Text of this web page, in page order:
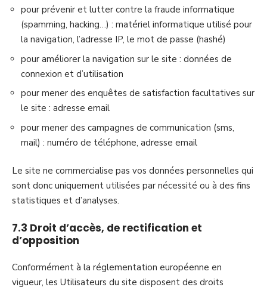
pour prévenir et lutter contre la fraude informatique
(spamming, hacking…) : matériel informatique utilisé pour
la navigation, l’adresse IP, le mot de passe (hashé)
pour améliorer la navigation sur le site : données de
connexion et d’utilisation
pour mener des enquêtes de satisfaction facultatives sur
le site : adresse email
pour mener des campagnes de communication (sms,
mail) : numéro de téléphone, adresse email
Le site ne commercialise pas vos données personnelles qui
sont donc uniquement utilisées par nécessité ou à des fins
statistiques et d’analyses.
7.3 Droit d’accès, de rectification et
d’opposition
Conformément à la réglementation européenne en
vigueur, les Utilisateurs du site disposent des droits